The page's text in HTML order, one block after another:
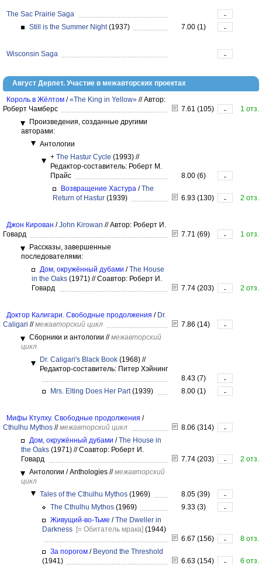
The Sac Prairie Saga
-
Still is the Summer Night(1937) 7.00 (1) -
Wisconsin Saga -
Август Дерлет. Участие в межавторских проектах
Король в Жёлтом /«The King in Yellow» //Автор:
Роберт Чамберс
7.61 (105) -
1 отз.
Произведения, созданные другими
авторами:
Антологии
+ The Hastur Cycle (1993) //
Редактор-составитель: Роберт М.
Прайс
8.00 (6)
-
Возвращение Хастура /The
Return of Hastur (1939) 6.93 (130) - 2 отз.
Джон Кирован /John Kirowan //Автор: Роберт И.
Говард
7.71 (69) -
1 отз.
Рассказы, завершенные
последователями:
Дом, окружённый дубами /The House
in the Oaks (1971) //Соавтор: Роберт И.
Говард
7.74 (203) - 2 отз.
Доктор Калигари. Свободные продолжения / Dr.
Caligari // межавторский цикл 7.86 (14)
-
Сборники и антологии // межавторский
цикл
Dr. Caligari's Black Book (1968) //
Редактор-составитель: Питер Хэйнинг
8.43 (7)
-
Mrs. Elting Does Her Part(1939) 8.00 (1) -
Мифы Ктулху. Свободные продолжения /
Cthulhu Mythos // межавторский цикл 8.06 (314)
-
Дом, окружённый дубами /The House in
the Oaks (1971) //Соавтор: Роберт И.
Говард
7.74 (203) -
2 отз.
Антологии / Anthologies // межавторский
цикл
Tales of the Cthulhu Mythos (1969) 8.05 (39)
-
The Cthulhu Mythos (1969) 9.33 (3)
-
Живущий-во-Тьме /The Dweller in
Darkness [= Обитатель мрака] (1944)
6.67 (156)
-
8 отз.
За порогом / Beyond the Threshold
(1941)
6.63 (154) - 6 отз.